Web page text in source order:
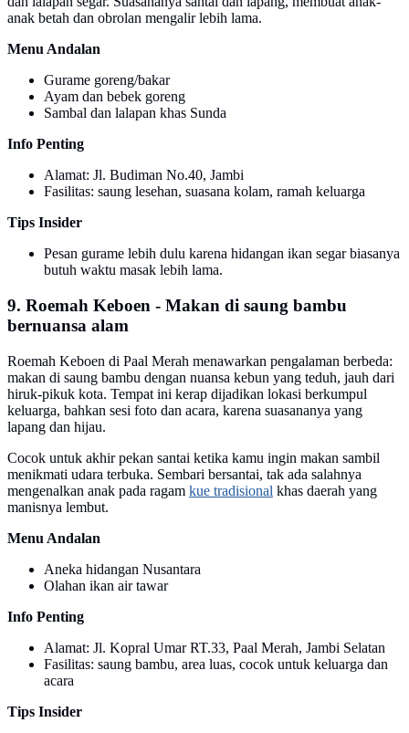
anak betah dan obrolan mengalir lebih lama.
Menu Andalan
Gurame goreng/bakar
Ayam dan bebek goreng
Sambal dan lalapan khas Sunda
Info Penting
Alamat: Jl. Budiman No.40, Jambi
Fasilitas: saung lesehan, suasana kolam, ramah keluarga
Tips Insider
Pesan gurame lebih dulu karena hidangan ikan segar biasanya
butuh waktu masak lebih lama.
9. Roemah Keboen - Makan di saung bambu
bernuansa alam
Roemah Keboen di Paal Merah menawarkan pengalaman berbeda:
makan di saung bambu dengan nuansa kebun yang teduh, jauh dari
hiruk-pikuk kota. Tempat ini kerap dijadikan lokasi berkumpul
keluarga, bahkan sesi foto dan acara, karena suasananya yang
lapang dan hijau.
Cocok untuk akhir pekan santai ketika kamu ingin makan sambil
menikmati udara terbuka. Sembari bersantai, tak ada salahnya
mengenalkan anak pada ragam kue tradisional khas daerah yang
manisnya lembut.
Menu Andalan
Aneka hidangan Nusantara
Olahan ikan air tawar
Info Penting
Alamat: Jl. Kopral Umar RT.33, Paal Merah, Jambi Selatan
Fasilitas: saung bambu, area luas, cocok untuk keluarga dan
acara
Tips Insider